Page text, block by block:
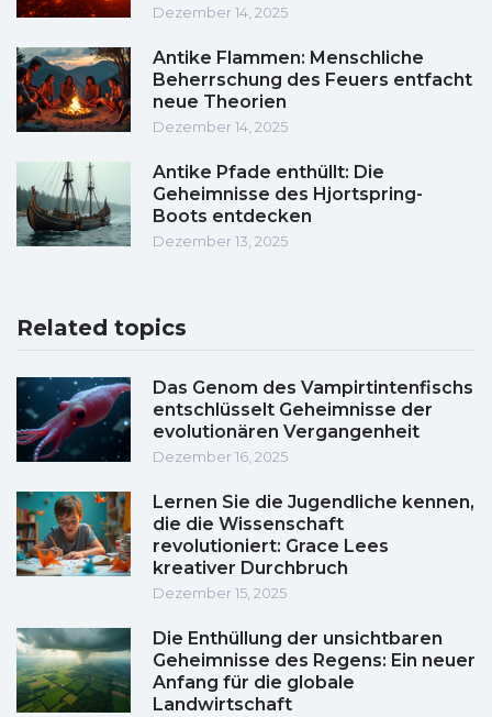
Dezember 14, 2025
Antike Flammen: Menschliche
Beherrschung des Feuers entfacht
neue Theorien
Dezember 14, 2025
Antike Pfade enthüllt: Die
Geheimnisse des Hjortspring-
Boots entdecken
Dezember 13, 2025
Related topics
Das Genom des Vampirtintenfischs
entschlüsselt Geheimnisse der
evolutionären Vergangenheit
Dezember 16, 2025
Lernen Sie die Jugendliche kennen,
die die Wissenschaft
revolutioniert: Grace Lees
kreativer Durchbruch
Dezember 15, 2025
Die Enthüllung der unsichtbaren
Geheimnisse des Regens: Ein neuer
Anfang für die globale
Landwirtschaft